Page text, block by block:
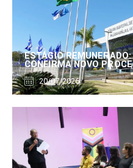
ESTÁGIO
CONFIRMA NOVO
20/07/2026